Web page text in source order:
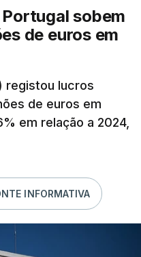
sobem
de euros em
registou lucros
de euros em
em relação a 2024,
INFORMATIVA